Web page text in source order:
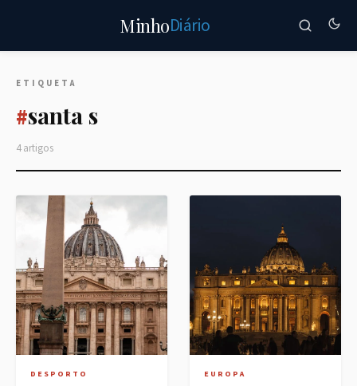
MinhoDiário
ETIQUETA
#santa s
4 artigos
DESPORTO EUROPA